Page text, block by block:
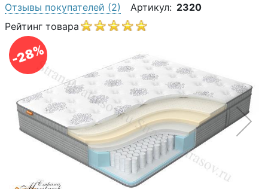
Open submenu (Шкафы)
Шкафы
О компании
Контакты
Доставка по городу
-28%
Отзывы покупателей (2) Артикул: 2320
Рейтинг товара